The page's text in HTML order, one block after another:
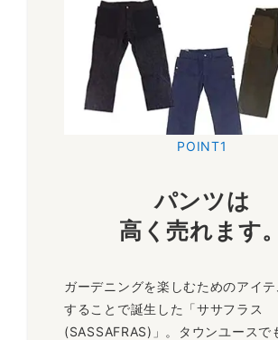
POINT1
パンツは
高く売れます。
ガーデニングを楽しむためのアイ
することで誕生した「ササフラス
(SASSAFRAS)」。タウンユースで